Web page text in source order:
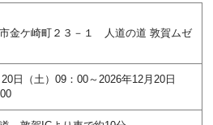
金ケ崎町２３－１ 人道の道 敦賀ムゼ
日（土）09：00～2026年12月20日